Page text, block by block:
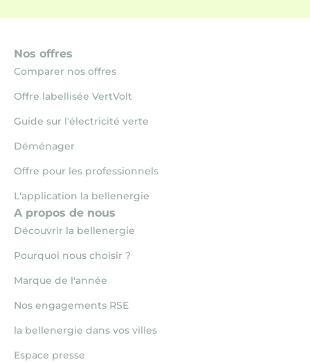
Nos offres
Comparer nos offres
Offre labellisée VertVolt
Guide sur l'électricité verte
Déménager
Offre pour les professionnels
L'application la bellenergie
A propos de nous
Découvrir la bellenergie
Pourquoi nous choisir ?
Marque de l'année
Nos engagements RSE
la bellenergie dans vos villes
Espace presse